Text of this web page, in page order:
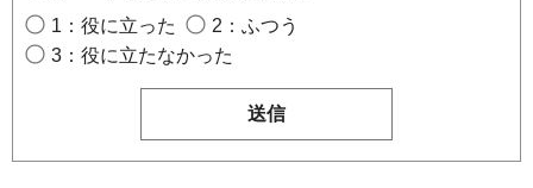
1：役に立った
2：ふつう
3：役に立たなかった